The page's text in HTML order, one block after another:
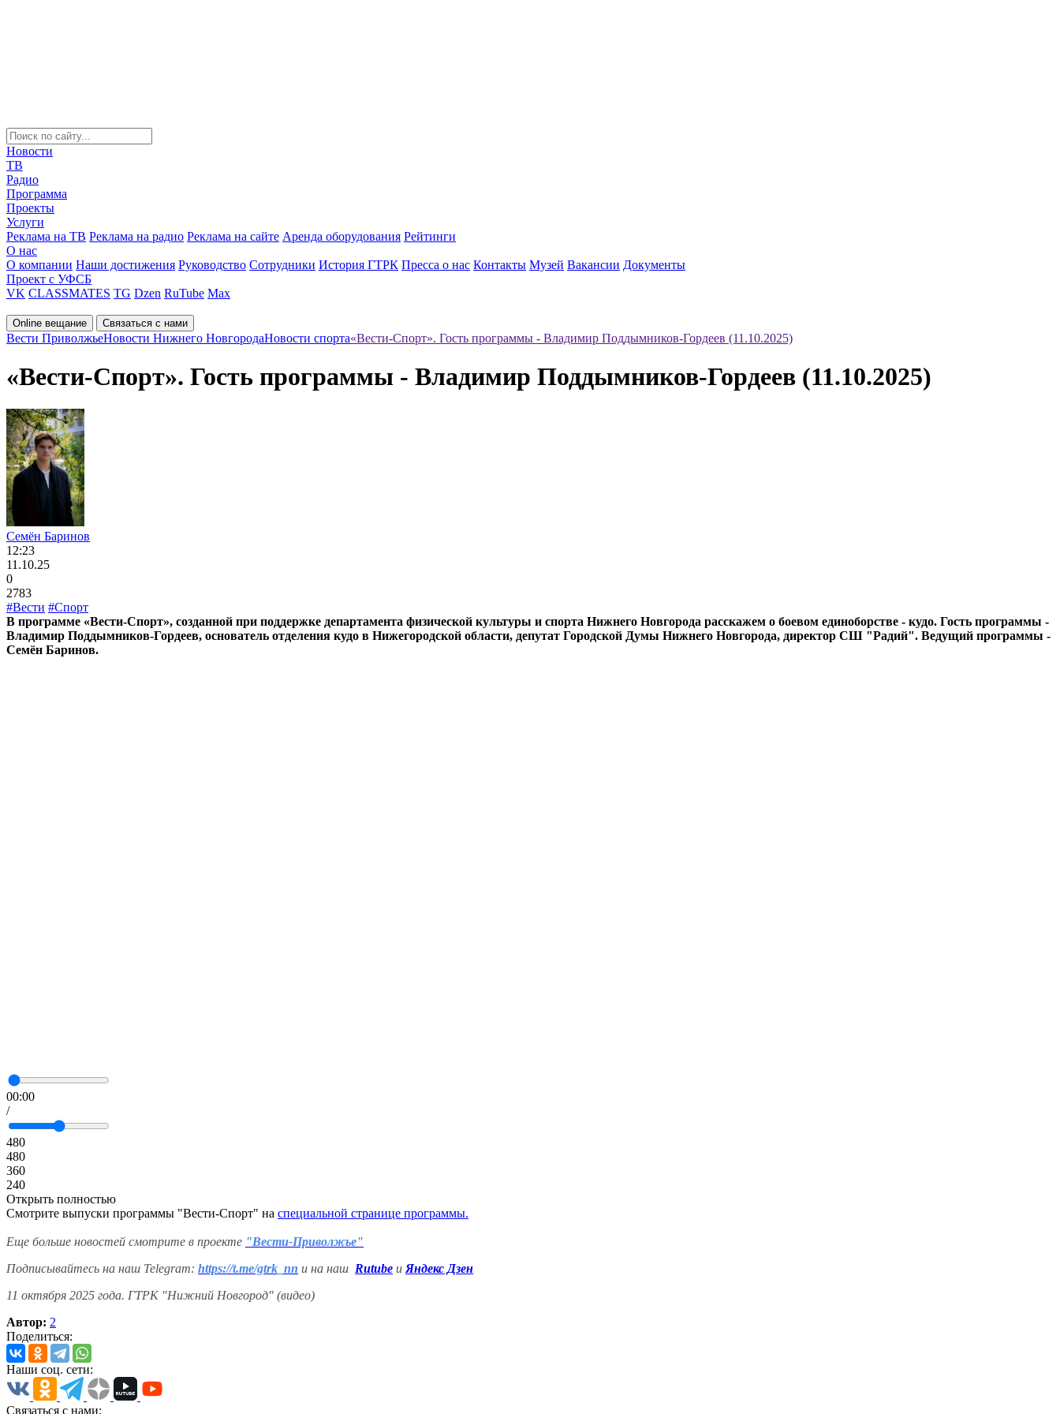
Новости
ТВ
Радио
Программа
Проекты
Услуги
Реклама на ТВ Реклама на радио Реклама на сайте Аренда оборудования Рейтинги
О нас
О компании Наши достижения Руководство Сотрудники История ГТРК Пресса о нас Контакты Музей Вакансии Документы
Проект с УФСБ
VK CLASSMATES TG Dzen RuTube Max
Online вещание Связаться с нами
Вести ПриволжьеНовости Нижнего НовгородаНовости спорта«Вести-Спорт». Гость программы - Владимир Поддымников-Гордеев (11.10.2025)
«Вести-Спорт». Гость программы - Владимир Поддымников-Гордеев (11.10.2025)
Семён Баринов
12:23
11.10.25
0
2783
#Вести #Спорт
В программе «Вести-Спорт», созданной при поддержке департамента физической культуры и спорта Нижнего Новгорода расскажем о боевом единоборстве - кудо. Гость программы -
Владимир Поддымников-Гордеев, основатель отделения кудо в Нижегородской области, депутат Городской Думы Нижнего Новгорода, директор СШ "Радий". Ведущий программы -
Семён Баринов.
00:00
/
480
480
360
240
Открыть полностью
Смотрите выпуски программы "Вести-Спорт" на специальной странице программы.
Еще больше новостей смотрите в проекте "Вести-Приволжье"
Подписывайтесь на наш Telegram: https://t.me/gtrk_nn и на наш Rutube и Яндекс Дзен
11 октября 2025 года. ГТРК "Нижний Новгород" (видео)
Автор: 2
Поделиться:
Наши соц. сети:
Связаться с нами: